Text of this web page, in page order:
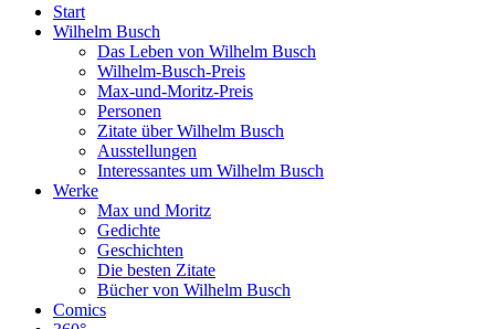
Start
Wilhelm Busch
Das Leben von Wilhelm Busch
Wilhelm-Busch-Preis
Max-und-Moritz-Preis
Personen
Zitate über Wilhelm Busch
Ausstellungen
Interessantes um Wilhelm Busch
Werke
Max und Moritz
Gedichte
Geschichten
Die besten Zitate
Bücher von Wilhelm Busch
Comics